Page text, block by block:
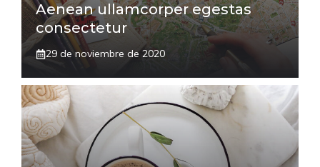
Aenean ullamcorper egestas
consectetur
29 de noviembre de 2020